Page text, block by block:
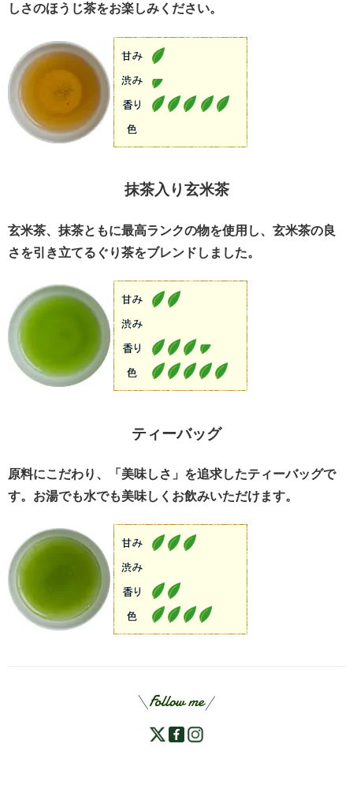
しさのほうじ茶をお楽しみください。
抹茶入り玄米茶
玄米茶、抹茶ともに最高ランクの物を使用し、玄米茶の良
さを引き立てるぐり茶をブレンドしました。
ティーバッグ
原料にこだわり、「美味しさ」を追求したティーバッグで
す。お湯でも水でも美味しくお飲みいただけます。